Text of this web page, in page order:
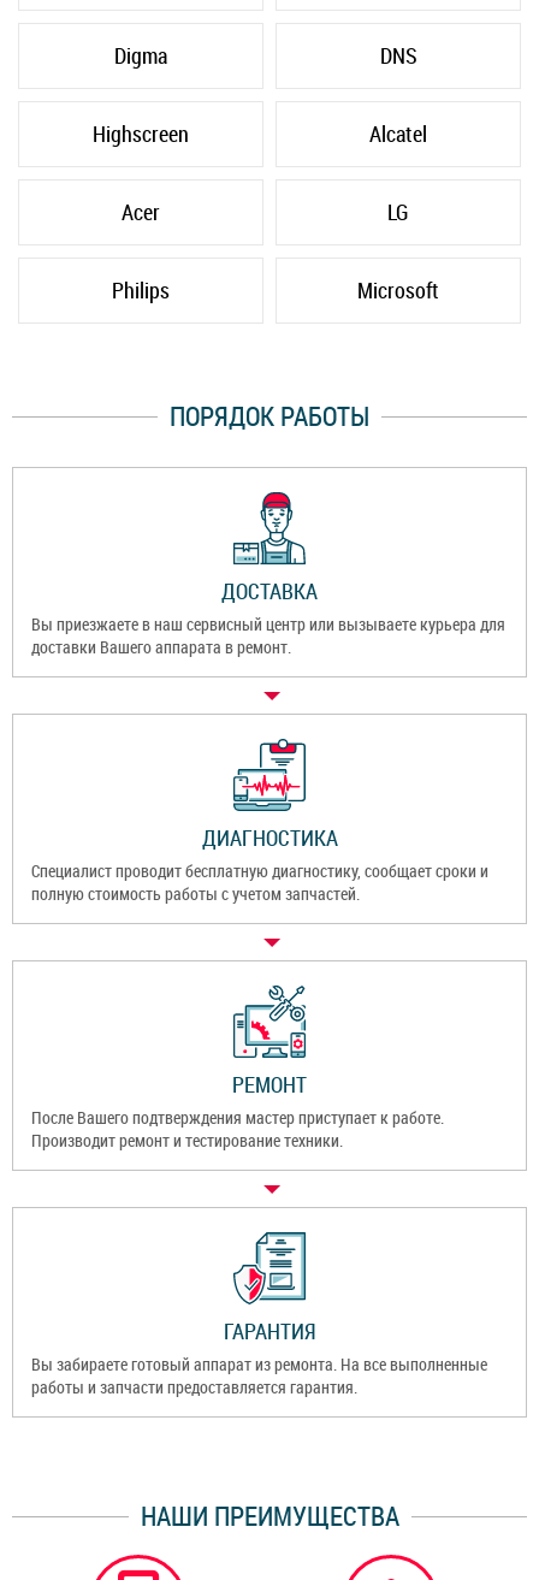
Digma DNS
Highscreen Alcatel
Acer LG
Philips Microsoft
ПОРЯДОК РАБОТЫ
ДОСТАВКА
Вы приезжаете в наш сервисный центр или вызываете курьера для
доставки Вашего аппарата в ремонт.
ДИАГНОСТИКА
Специалист проводит бесплатную диагностику, сообщает сроки и
полную стоимость работы с учетом запчастей.
РЕМОНТ
После Вашего подтверждения мастер приступает к работе.
Производит ремонт и тестирование техники.
ГАРАНТИЯ
Вы забираете готовый аппарат из ремонта. На все выполненные
работы и запчасти предоставляется гарантия.
НАШИ ПРЕИМУЩЕСТВА